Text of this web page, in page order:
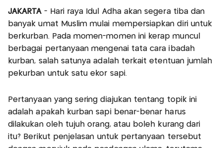
JAKARTA - Hari raya Idul Adha akan segera tiba dan
banyak umat Muslim mulai mempersiapkan diri untuk
berkurban. Pada momen-momen ini kerap muncul
berbagai pertanyaan mengenai tata cara ibadah
kurban, salah satunya adalah terkait etentuan jumlah
pekurban untuk satu ekor sapi.
Pertanyaan yang sering diajukan tentang topik ini
adalah apakah kurban sapi benar-benar harus
dilakukan oleh tujuh orang, atau boleh kurang dari
itu? Berikut penjelasan untuk pertanyaan tersebut